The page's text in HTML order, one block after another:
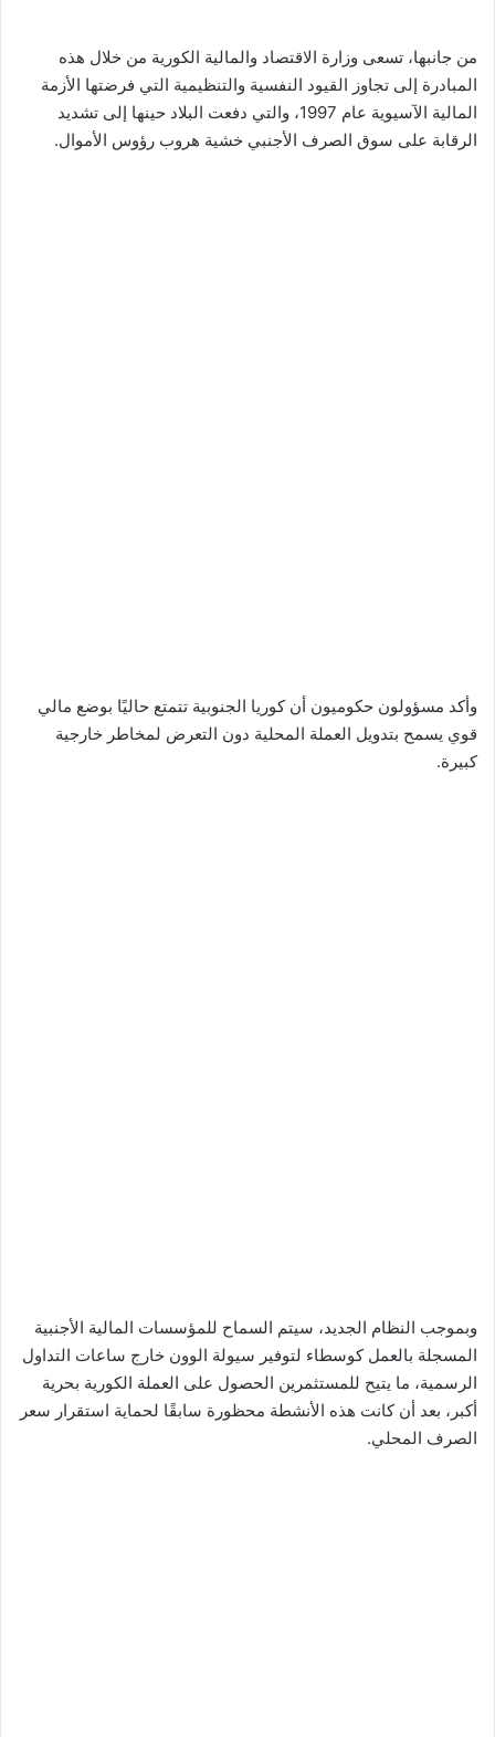
من جانبها، تسعى وزارة الاقتصاد والمالية الكورية من خلال هذه
المبادرة إلى تجاوز القيود النفسية والتنظيمية التي فرضتها الأزمة
المالية الآسيوية عام 1997، والتي دفعت البلاد حينها إلى تشديد
الرقابة على سوق الصرف الأجنبي خشية هروب رؤوس الأموال.
وأكد مسؤولون حكوميون أن كوريا الجنوبية تتمتع حاليًا بوضع مالي
قوي يسمح بتدويل العملة المحلية دون التعرض لمخاطر خارجية
كبيرة.
وبموجب النظام الجديد، سيتم السماح للمؤسسات المالية الأجنبية
المسجلة بالعمل كوسطاء لتوفير سيولة الوون خارج ساعات التداول
الرسمية، ما يتيح للمستثمرين الحصول على العملة الكورية بحرية
أكبر، بعد أن كانت هذه الأنشطة محظورة سابقًا لحماية استقرار سعر
الصرف المحلي.